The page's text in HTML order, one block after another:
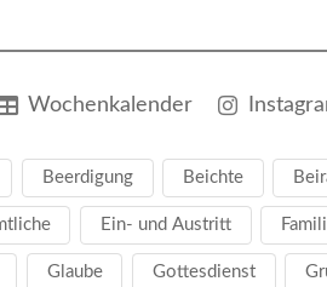
Wochenkalender
Beerdigung Beichte
Ein- und Austritt
Glaube Gottesdienst